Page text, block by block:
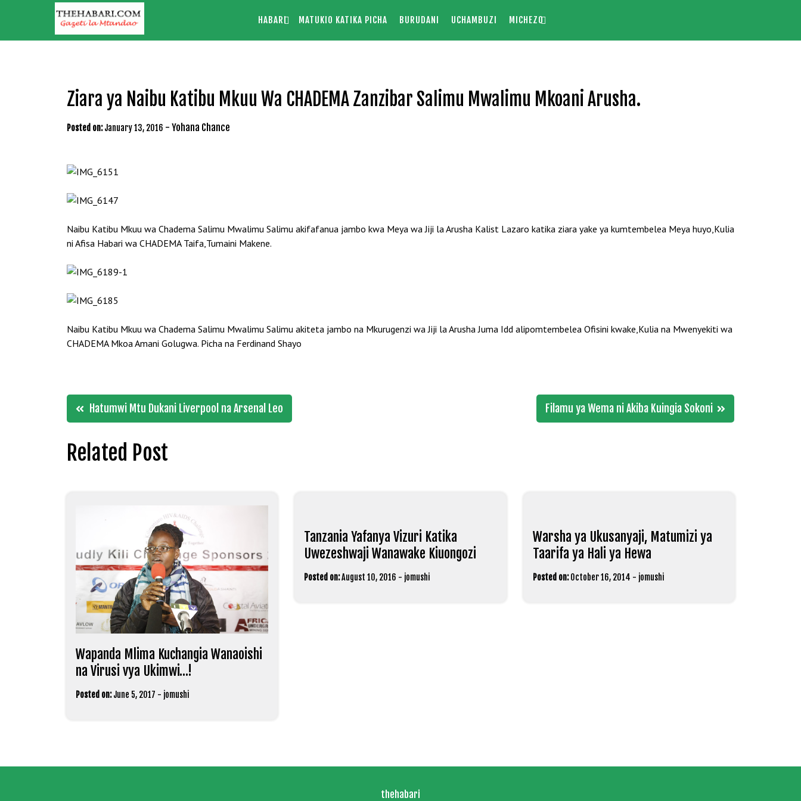
HABARI MATUKIO KATIKA PICHA BURUDANI UCHAMBUZI MICHEZO
Ziara ya Naibu Katibu Mkuu Wa CHADEMA Zanzibar Salimu Mwalimu Mkoani Arusha.
Posted on: January 13, 2016 - Yohana Chance
Naibu Katibu Mkuu wa Chadema Salimu Mwalimu Salimu akifafanua jambo kwa Meya wa Jiji la Arusha Kalist Lazaro katika ziara yake ya kumtembelea Meya huyo,Kulia
ni Afisa Habari wa CHADEMA Taifa,Tumaini Makene.
Naibu Katibu Mkuu wa Chadema Salimu Mwalimu Salimu akiteta jambo na Mkurugenzi wa Jiji la Arusha Juma Idd alipomtembelea Ofisini kwake,Kulia na Mwenyekiti wa
CHADEMA Mkoa Amani Golugwa. Picha na Ferdinand Shayo
Post
navigation
Hatumwi Mtu Dukani Liverpool na Arsenal Leo Filamu ya Wema ni Akiba Kuingia Sokoni
Related Post
Wapanda Mlima Kuchangia Wanaoishi
na Virusi vya Ukimwi…!
Posted on: June 5, 2017 - jomushi
Tanzania Yafanya Vizuri Katika
Uwezeshwaji Wanawake Kiuongozi
Posted on:August 10, 2016 - jomushi
Warsha ya Ukusanyaji, Matumizi ya
Taarifa ya Hali ya Hewa
Posted on: October 16, 2014 - jomushi
thehabari